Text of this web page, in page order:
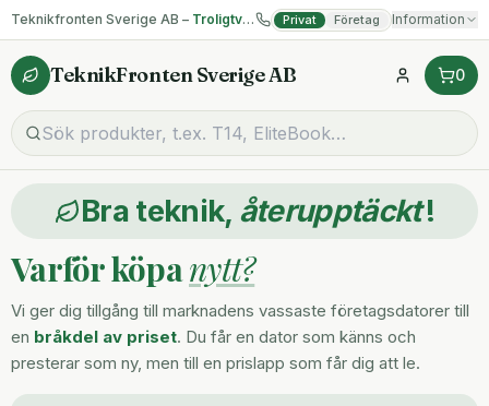
Teknikfronten Sverige AB – Troligtvis billigast på begagnad IT! Privat Företag Information
TeknikFronten Sverige AB 0
Bra teknik, återupptäckt!
Varför köpanytt?
Vi ger dig tillgång till marknadens vassaste företagsdatorer till
en bråkdel av priset. Du får en dator som känns och
presterar som ny, men till en prislapp som får dig att le.